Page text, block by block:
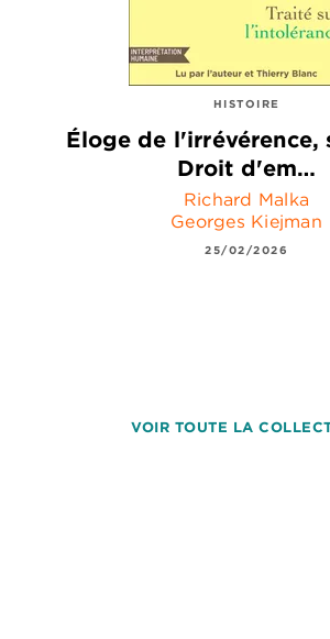
HISTOIRE
Éloge de l'irrévérence,
Droit d'em…
Richard Malka
Georges Kiejman
25/02/2026
VOIR TOUTE LA